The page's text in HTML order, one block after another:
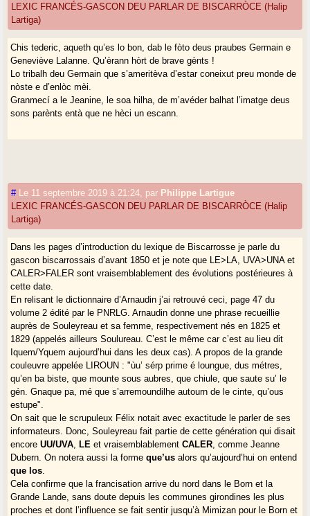
LEXIC FRANCÉS-GASCON DEU PARLAR DE BISCARRÒCE (Halip
Lartiga)
Chis tederic, aqueth qu’es lo bon, dab le fòto deus praubes Germain e
Geneviève Lalanne. Qu’èrann hòrt de brave gènts !
Lo tribalh deu Germain que s’ameritèva d’estar coneixut preu monde de
nòste e d’enlòc mèi.
Granmecí a le Jeanine, le soa hilha, de m’avéder balhat l’imatge deus
sons parènts entà que ne hèci un escann.
# Le 11 septembre 2019 à 21:24 par Philippe Lartigue
LEXIC FRANCÉS-GASCON DEU PARLAR DE BISCARRÒCE (Halip
Lartiga)
Dans les pages d’introduction du lexique de Biscarrosse je parle du
gascon biscarrossais d’avant 1850 et je note que LE>LA, UVA>UNA et
CALER>FALER sont vraisemblablement des évolutions postérieures à
cette date.
En relisant le dictionnaire d’Arnaudin j’ai retrouvé ceci, page 47 du
volume 2 édité par le PNRLG. Arnaudin donne une phrase recueillie
auprès de Souleyreau et sa femme, respectivement nés en 1825 et
1829 (appelés ailleurs Soulureau. C’est le même car c’est au lieu dit
Iquem/Yquem aujourd’hui dans les deux cas). A propos de la grande
couleuvre appelée LIROUN : "ùu’ sérp prime é loungue, dus métres,
qu’en ba biste, que mounte sous aubres, que chiule, que saute su’ le
gén. Gnaque pa, mé que s’arremoundilhe autourn de le cinte, qu’ous
estupe".
On sait que le scrupuleux Félix notait avec exactitude le parler de ses
informateurs. Donc, Souleyreau fait partie de cette génération qui disait
encoreUU/UVA LE et vraisemblablementCALER , comme Jeanne
Dubern. On notera aussi la formeque’us alors qu’aujourd’hui on entend
que los
Cela confirme que la francisation arrive du nord dans le Born et la
Grande Lande, sans doute depuis les communes girondines les plus
proches et dont l’influence se fait sentir jusqu’à Mimizan pour le Born et